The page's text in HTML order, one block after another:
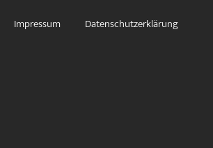
Impressum Datenschutzerklärung